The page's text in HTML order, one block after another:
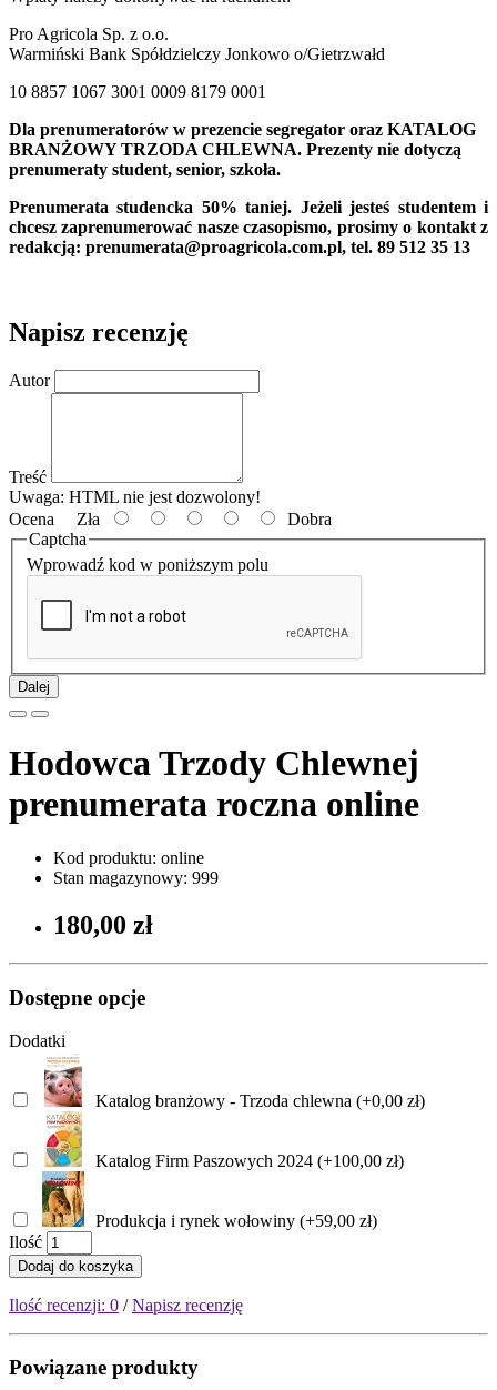
Pro Agricola Sp. z o.o.
Warmiński Bank Spółdzielczy Jonkowo o/Gietrzwałd
10 8857 1067 3001 0009 8179 0001
Dla prenumeratorów w prezencie segregator oraz KATALOG
BRANŻOWY TRZODA CHLEWNA. Prezenty nie dotyczą
prenumeraty student, senior, szkoła.
Prenumerata studencka 50% taniej. Jeżeli jesteś studentem i
chcesz zaprenumerować nasze czasopismo, prosimy o kontakt z
redakcją: prenumerata@proagricola.com.pl, tel. 89 512 35 13
Napisz recenzję
Autor
Treść
Uwaga: HTML nie jest dozwolony!
Ocena Zła
Dobra
Captcha
Wprowadź kod w poniższym polu
Dalej
Hodowca Trzody Chlewnej
prenumerata roczna online
Kod produktu: online
Stan magazynowy: 999
180,00 zł
Dostępne opcje
Dodatki
Katalog branżowy - Trzoda chlewna (+0,00 zł)
Katalog Firm Paszowych 2024 (+100,00 zł)
Produkcja i rynek wołowiny (+59,00 zł)
Ilość
Dodaj do koszyka
Ilość recenzji: 0 /Napisz recenzję
Powiązane produkty